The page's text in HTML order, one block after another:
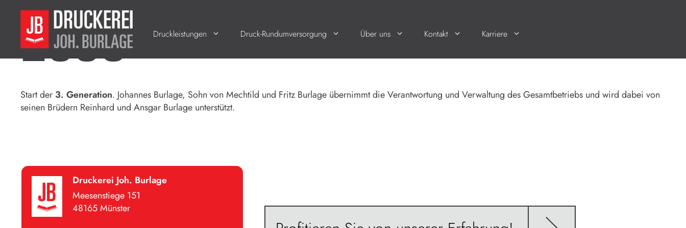
springen
Druckleistungen Druck-Rundumversorgung Über uns Kontakt Karriere
2000
Start der 3. Generation. Johannes Burlage, Sohn von Mechtild und Fritz Burlage übernimmt die Verantwortung und Verwaltung des Gesamtbetriebs und wird dabei von
seinen Brüdern Reinhard und Ansgar Burlage unterstützt.
Druckerei Joh. Burlage
Meesenstiege 151
48165 Münster